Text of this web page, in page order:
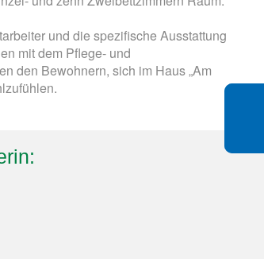
und die spezifische Ausstattung
mit dem Pflege- und
den Bewohnern, sich im Haus „Am